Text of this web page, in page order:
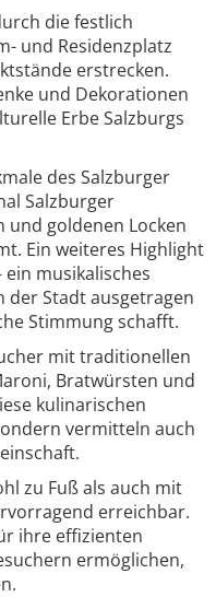
die festlich
und Residenzplatz
erstrecken.
und Dekorationen
Erbe Salzburgs
des Salzburger
Salzburger
und goldenen Locken
Ein weiteres Highlight
musikalisches
der Stadt ausgetragen
Stimmung schafft.
mit traditionellen
Bratwürsten und
kulinarischen
vermitteln auch
zu Fuß als auch mit
erreichbar.
ihre effizienten
ermöglichen,